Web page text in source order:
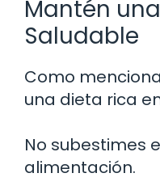
Mantén
Saludable
Como
una dieta rica
No subestimes
alimentación.